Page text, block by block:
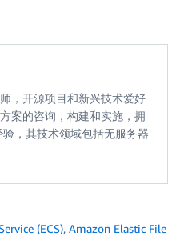
，开源项目和新兴技术爱好
案的咨询，构建和实施，拥
，其技术领域包括无服务器
(ECS), Amazon Elastic File